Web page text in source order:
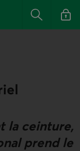
Rechercher
Se
la ceinture,
prend le